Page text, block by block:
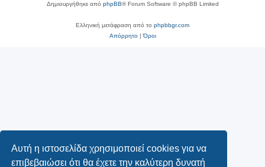
Αυτή η ιστοσελίδα χρησιμοποιεί cookies για να
επιβεβαιώσει ότι θα έχετε την καλύτερη δυνατή
Δημιουργήθηκε από phpBB® Forum Software © phpBB Limited
Ελληνική μετάφραση από το phpbbgr.com
Απόρρητο|Όροι